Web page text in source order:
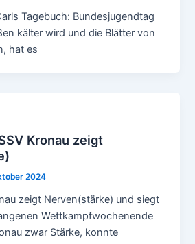
Tagebuch: Bundesjugendtag
kälter wird und die Blätter von
hat es
Kronau zeigt
2024
zeigt Nerven(stärke) und siegt
Wettkampfwochenende
zwar Stärke, konnte